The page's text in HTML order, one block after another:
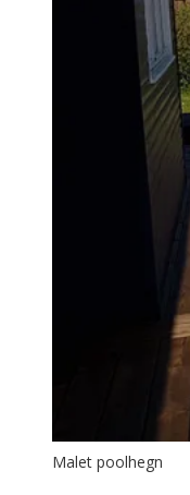
Malet poolhegn